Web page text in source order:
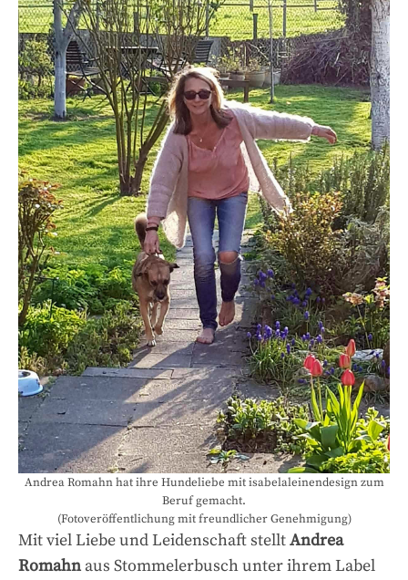
Andrea Romahn hat ihre Hundeliebe mit isabelaleinendesign zum
Beruf gemacht.
(Fotoveröffentlichung mit freundlicher Genehmigung)
Mit viel Liebe und Leidenschaft stelltAndrea
Romahnaus Stommelerbusch unter ihrem Label